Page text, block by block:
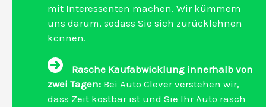
mit Interessenten machen. Wir kümmern
uns darum, sodass Sie sich zurücklehnen
können.
Rasche Kaufabwicklung innerhalb von
zwei Tagen: Bei Auto Clever verstehen wir,
dass Zeit kostbar ist und Sie Ihr Auto rasch